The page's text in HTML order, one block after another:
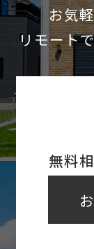
お気
リモート
無料